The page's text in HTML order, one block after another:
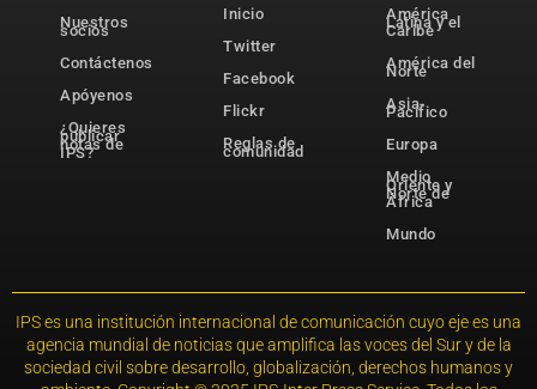
Nuestros
socios
Contáctenos
Apóyenos
¿Quieres
publicar
notas de
IPS?
Inicio
Twitter
Facebook
Flickr
Reglas de
comunidad
América
Latina y el
Caribe
América del
Norte
Asia-
Pacífico
Europa
Medio
Oriente y
Norte de
África
Mundo
IPS es una institución internacional de comunicación cuyo eje es una
agencia mundial de noticias que amplifica las voces del Sur y de la
sociedad civil sobre desarrollo, globalización, derechos humanos y